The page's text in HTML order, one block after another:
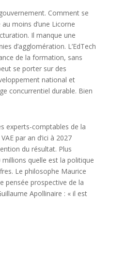
Comment se
moins d’une Licorne
Il manque une
d’agglomération. L’EdTech
de la formation, sans
se porter sur des
national et
concurrentiel durable. Bien
experts-comptables de la
par an d’ici à 2027
du résultat. Plus
quelle est la politique
Le philosophe Maurice
pensée prospective de la
Apollinaire : « il est